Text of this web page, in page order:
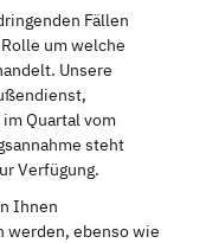
Fällen
um welche
Unsere
Quartal vom
steht
Verfügung.
Ihnen
werden, ebenso wie